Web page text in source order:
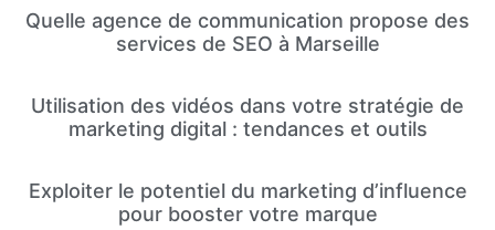
Quelle agence de communication propose des
services de SEO à Marseille
Utilisation des vidéos dans votre stratégie de
marketing digital : tendances et outils
Exploiter le potentiel du marketing d’influence
pour booster votre marque